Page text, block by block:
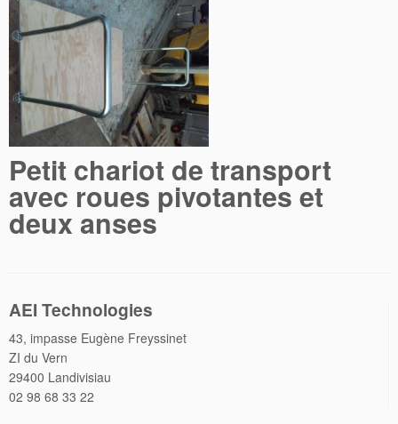
Petit chariot de transport
avec roues pivotantes et
deux anses
AEI Technologies
43, impasse Eugène Freyssinet
ZI du Vern
29400 Landivisiau
02 98 68 33 22